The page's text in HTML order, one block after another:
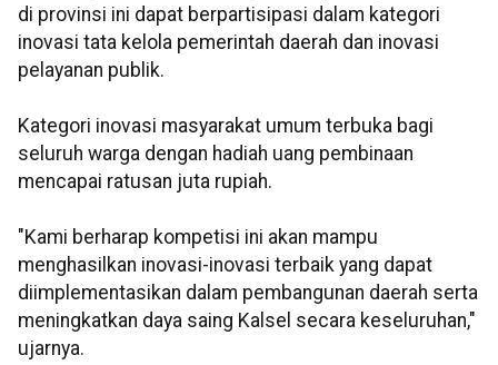
di provinsi ini dapat berpartisipasi dalam kategori
inovasi tata kelola pemerintah daerah dan inovasi
pelayanan publik.
Kategori inovasi masyarakat umum terbuka bagi
seluruh warga dengan hadiah uang pembinaan
mencapai ratusan juta rupiah.
"Kami berharap kompetisi ini akan mampu
menghasilkan inovasi-inovasi terbaik yang dapat
diimplementasikan dalam pembangunan daerah serta
meningkatkan daya saing Kalsel secara keseluruhan,"
ujarnya.